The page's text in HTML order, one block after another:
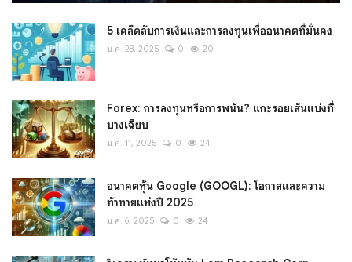
5 เคล็ดลับการเงินและการลงทุนเพื่ออนาคตที่มั่นคง
ม.ค. 28, 2025 0 20
Forex: การลงทุนหรือการพนัน? แกะรอยเส้นแบ่งที่
บางเฉียบ
ม.ค. 11, 2025 0 24
อนาคตหุ้น Google (GOOGL): โอกาสและความ
ท้าทายแห่งปี 2025
ม.ค. 6, 2025 0 24